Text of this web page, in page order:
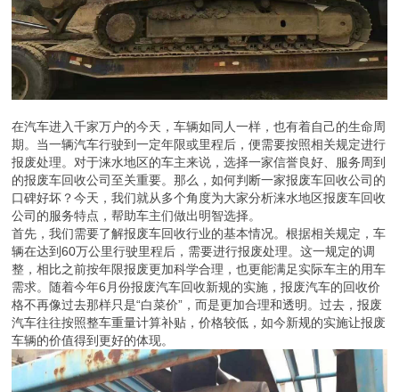
在汽车进入千家万户的今天，车辆如同人一样，也有着自己的生命周
期。当一辆汽车行驶到一定年限或里程后，便需要按照相关规定进行
报废处理。对于涞水地区的车主来说，选择一家信誉良好、服务周到
的报废车回收公司至关重要。那么，如何判断一家报废车回收公司的
口碑好坏？今天，我们就从多个角度为大家分析涞水地区报废车回收
公司的服务特点，帮助车主们做出明智选择。
首先，我们需要了解报废车回收行业的基本情况。根据相关规定，车
辆在达到60万公里行驶里程后，需要进行报废处理。这一规定的调
整，相比之前按年限报废更加科学合理，也更能满足实际车主的用车
需求。随着今年6月份报废汽车回收新规的实施，报废汽车的回收价
格不再像过去那样只是“白菜价”，而是更加合理和透明。过去，报废
汽车往往按照整车重量计算补贴，价格较低，如今新规的实施让报废
车辆的价值得到更好的体现。